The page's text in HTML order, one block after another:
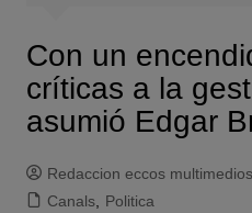
Con un
críticas a la
asumió Edgar
Redaccion eccos multimedios
Canals, Politica